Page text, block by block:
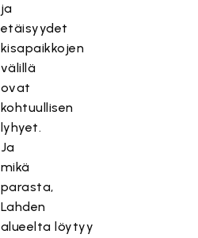
ja
etäisyydet
kisapaikkojen
välillä
ovat
kohtuullisen
lyhyet.
Ja
mikä
parasta,
Lahden
alueelta löytyy